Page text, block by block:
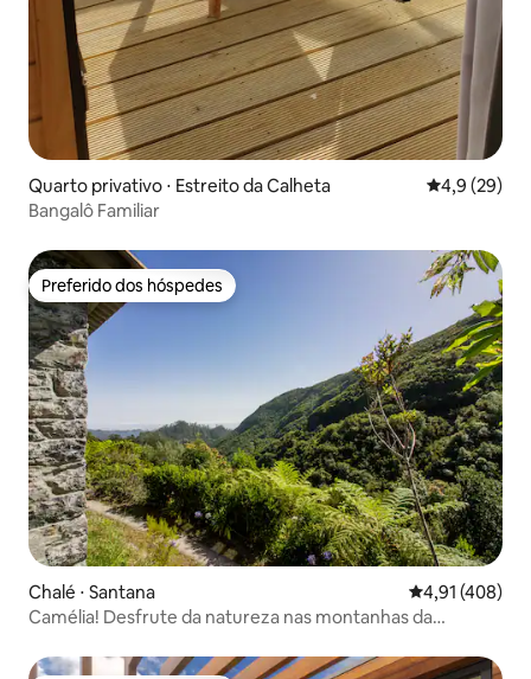
Quarto privativo ⋅ Estreito da Calheta 4,9 de uma
4,9 (29)
Bangalô Familiar
Preferido dos hóspedes
Preferido dos hóspedes
Chalé ⋅ Santana 4,91 de uma
4,91 (408)
Camélia! Desfrute da natureza nas montanhas da